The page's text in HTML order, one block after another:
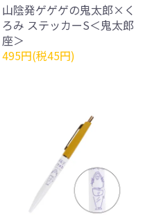
山陰発ゲゲゲの鬼太郎×く
ろみ ステッカーS＜鬼太郎
座＞
495円(税45円)